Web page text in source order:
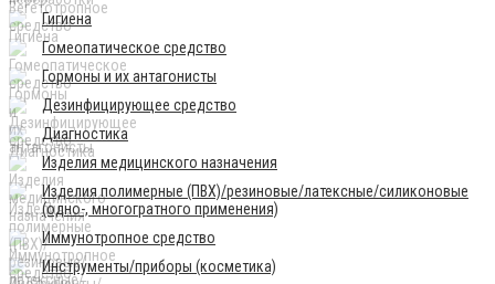
Гигиена
Гомеопатическое средство
Гормоны и их антагонисты
Дезинфицирующее средство
Диагностика
Изделия медицинского назначения
Изделия полимерные (ПВХ)/резиновые/латексные/силиконовые
(одно-, многогратного применения)
Иммунотропное средство
Инструменты/приборы (косметика)